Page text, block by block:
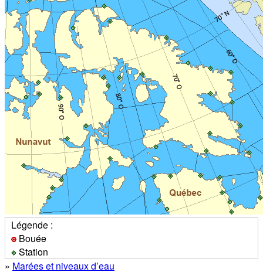
Légende :
Bouée
Station
» Marées et niveaux d’eau